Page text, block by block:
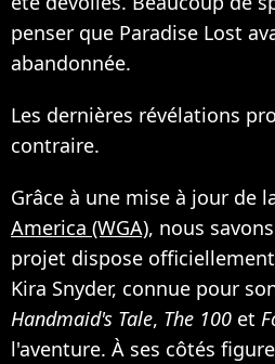
penser que Paradise Lost
abandonnée.
Les dernières révélations
contraire.
Grâce à une mise à jour de
America (WGA), nous
projet dispose
Kira Snyder, connue pour
Handmaid's Tale, The 100 et
l'aventure. À ses côtés